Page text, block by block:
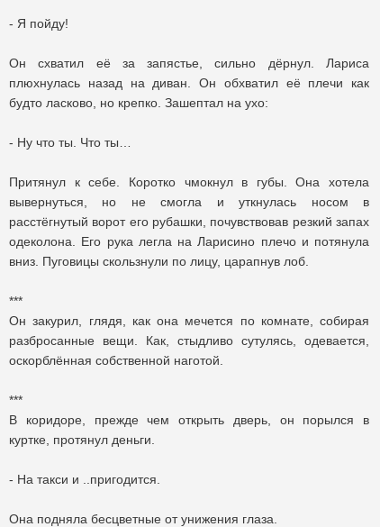
- Я пойду!
Он схватил её за запястье, сильно дёрнул. Лариса
плюхнулась назад на диван. Он обхватил её плечи как
будто ласково, но крепко. Зашептал на ухо:
- Ну что ты. Что ты…
Притянул к себе. Коротко чмокнул в губы. Она хотела
вывернуться, но не смогла и уткнулась носом в
расстёгнутый ворот его рубашки, почувствовав резкий запах
одеколона. Его рука легла на Ларисино плечо и потянула
вниз. Пуговицы скользнули по лицу, царапнув лоб.
***
Он закурил, глядя, как она мечется по комнате, собирая
разбросанные вещи. Как, стыдливо сутулясь, одевается,
оскорблённая собственной наготой.
***
В коридоре, прежде чем открыть дверь, он порылся в
куртке, протянул деньги.
- На такси и ..пригодится.
Она подняла бесцветные от унижения глаза.